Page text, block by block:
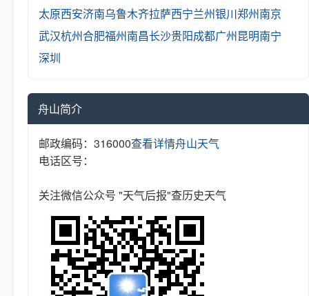
太原西安济南乌鲁木齐拉萨西宁兰州银川郑州南京
武汉杭州合肥福州南昌长沙贵阳成都广州昆明南宁
深圳
舟山简介
邮政编码：316000
电话区号：
查看详情舟山天气
关注微信公众号 "天气后报"查历史天气